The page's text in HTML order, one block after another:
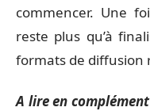
commencer. Une
reste plus qu’à
formats de diffusion
A lire en